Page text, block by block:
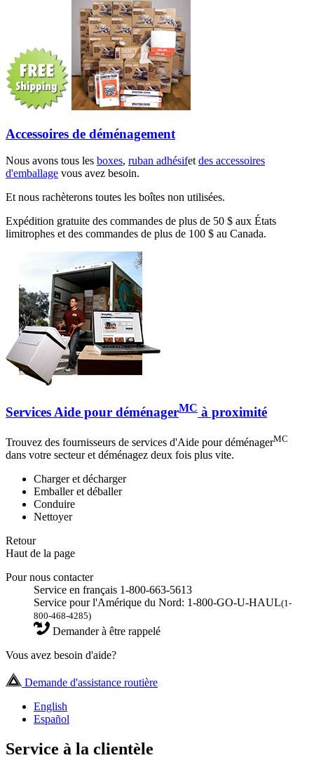
Accessoires de déménagement
Nous avons tous les boxes, ruban adhésifet des accessoires
d'emballage vous avez besoin.
Et nous rachèterons toutes les boîtes non utilisées.
Expédition gratuite des commandes de plus de 50 $ aux États
limitrophes et des commandes de plus de 100 $ au Canada.
Services Aide pour déménagerMC à proximité
Trouvez des fournisseurs de services d'Aide pour déménagerMC
dans votre secteur et déménagez deux fois plus vite.
Charger et décharger
Emballer et déballer
Conduire
Nettoyer
Retour
Haut de la page
Pour nous contacter
Service en français 1-800-663-5613
Service pour l'Amérique du Nord: 1-800-GO-U-HAUL(1-
800-468-4285)
Demander à être rappelé
Vous avez besoin d'aide?
Demande d'assistance routière
English
Español
Service à la clientèle